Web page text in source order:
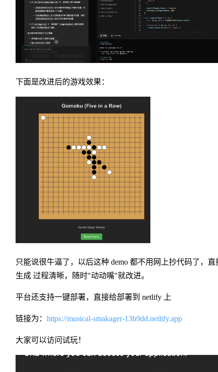
下面是改进后的游戏效果：
只能说很牛逼了，以后这种 demo 都不用网上抄代码了，直
生成 过程清晰，随时"动动嘴"就改进。
平台还支持一键部署，直接给部署到 netlify 上
链接为： https://musical-smakager-13b9dd.netlify.app
大家可以访问试玩！